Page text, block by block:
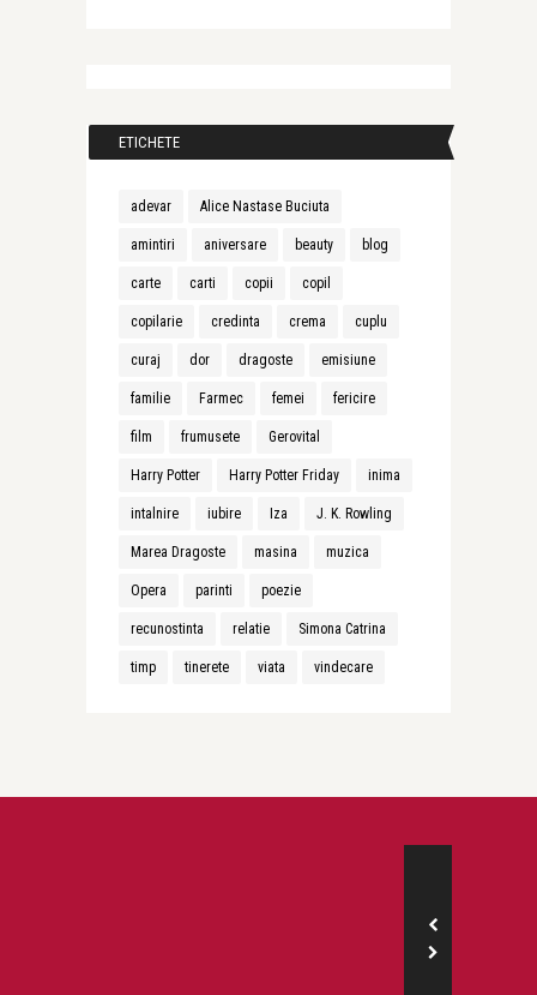
ETICHETE
adevar Alice Nastase Buciuta
amintiri aniversare beauty blog
carte carti copii copil
copilarie credinta crema cuplu
curaj dor dragoste emisiune
familie Farmec femei fericire
film frumusete Gerovital
Harry Potter Harry Potter Friday inima
intalnire iubire Iza J. K. Rowling
Marea Dragoste masina muzica
Opera parinti poezie
recunostinta relatie Simona Catrina
timp tinerete viata vindecare